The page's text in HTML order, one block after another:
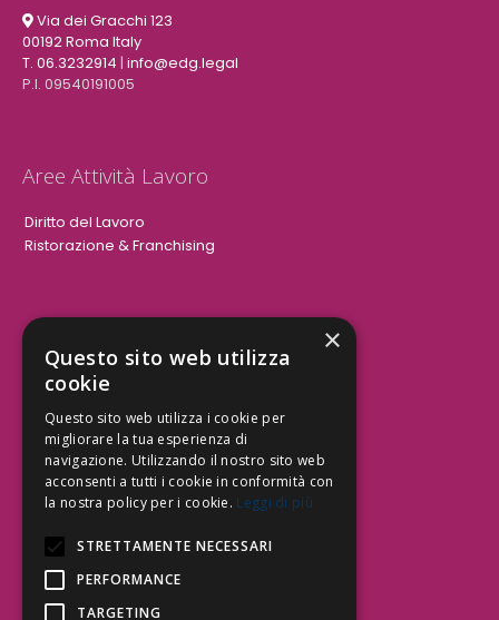
Via dei Gracchi 123
00192 Roma Italy
T. 06.3232914 | info@edg.legal
P.I. 09540191005
Aree Attività Lavoro
Diritto del Lavoro
Ristorazione & Franchising
Aree Attività Civile
Tutele del Credito
Responsabilità Civile
Contrattualistica
×
Questo sito web utilizza
cookie
Questo sito web utilizza i cookie per
migliorare la tua esperienza di
navigazione. Utilizzando il nostro sito web
acconsenti a tutti i cookie in conformità con
la nostra policy per i cookie. Leggi di più
STRETTAMENTE NECESSARI
PERFORMANCE
TARGETING